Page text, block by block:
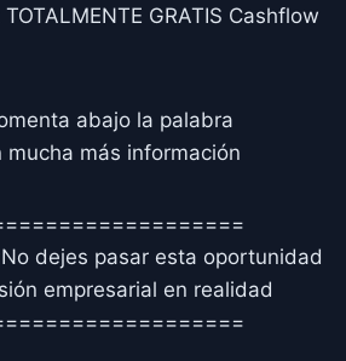
GRATIS Cashflow
abajo la palabra
mucha más información
dejes pasar esta oportunidad
empresarial en realidad